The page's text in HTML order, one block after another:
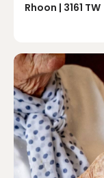
Rhoon | 3161 TW